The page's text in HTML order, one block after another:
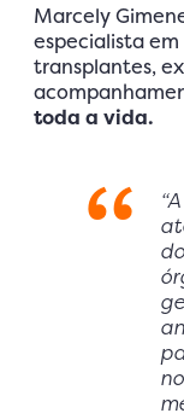
Marcely
especialista
transplantes,
toda a vida.